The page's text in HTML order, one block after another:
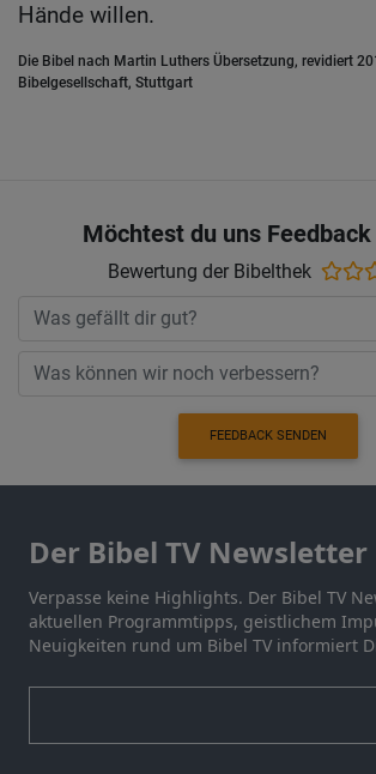
Hände willen.
Die Bibel nach Martin Luthers Übersetzung, revidiert
Bibelgesellschaft, Stuttgart
Möchtest du uns Feedback
Bewertung der Bibelthek
FEEDBACK SENDEN
Der Bibel TV Newsletter
Verpasse keine Highlights. Der Bibel TV
aktuellen Programmtipps, geistlichem
Neuigkeiten rund um Bibel TV informiert